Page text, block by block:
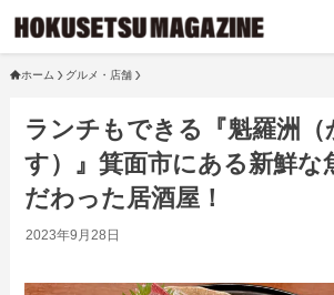
ホーム グルメ・店舗
ランチもできる『魁羅洲（
す）』箕面市にある新鮮な
だわった居酒屋！
2023年9月28日